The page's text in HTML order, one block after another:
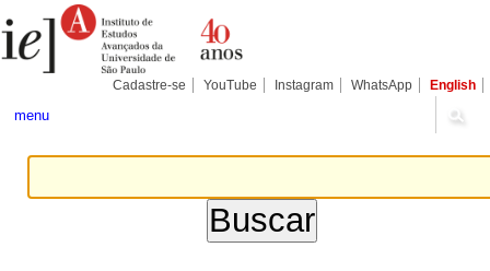
para
conteúdo.
Pessoais
Cadastre-se YouTube Instagram WhatsApp English
menu